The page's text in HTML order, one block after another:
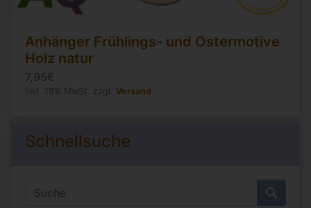
Anhänger Frühlings- und Ostermotive
Holz natur
7,95€
inkl. 19% MwSt. zzgl. Versand
Schnellsuche